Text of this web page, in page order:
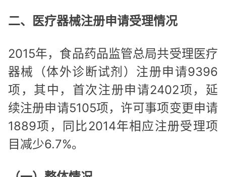
二、医疗器械注册申请受理情况
2015年，食品药品监管总局共受理医疗
器械（体外诊断试剂）注册申请9396
项，其中，首次注册申请2402项，延
续注册申请5105项，许可事项变更申请
1889项，同比2014年相应注册受理项
目减少6.7%。